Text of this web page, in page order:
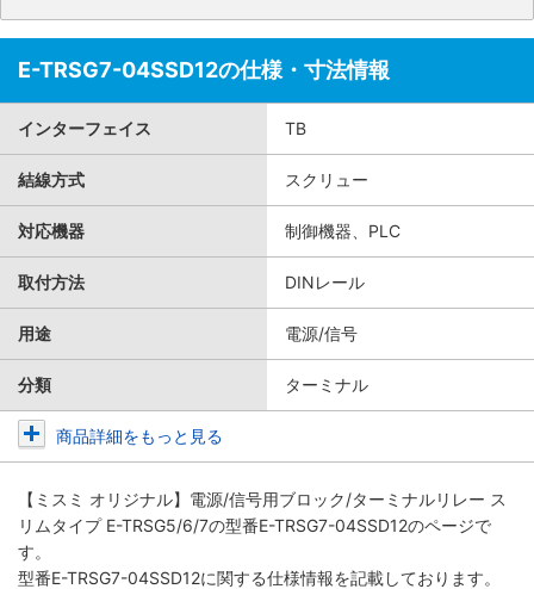
E-TRSG7-04SSD12の仕様・寸法情報
インターフェイス TB
結線方式 スクリュー
対応機器 制御機器、PLC
取付方法 DINレール
用途 電源/信号
分類 ターミナル
商品詳細をもっと見る
【ミスミ オリジナル】電源/信号用ブロック/ターミナルリレー ス
リムタイプ E-TRSG5/6/7の型番E-TRSG7-04SSD12のページで
す。
型番E-TRSG7-04SSD12に関する仕様情報を記載しております。